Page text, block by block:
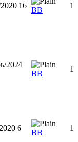
16
BB
1
2024
BB
1
6
BB
1